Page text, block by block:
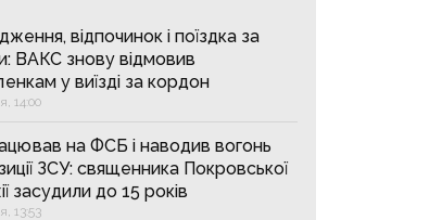
відпочинок і поїздка за
ВАКС знову відмовив
у виїзді за кордон
14:00
на ФСБ і наводив вогонь
ЗСУ: священника Покровської
засудили до 15 років
13:53